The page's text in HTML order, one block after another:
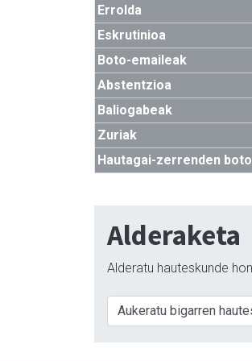
Errolda
Eskrutinioa
Boto-emaileak
Abstentzioa
Baliogabeak
Zuriak
Hautagai-zerrenden
Alderaketa
Alderatu hauteskunde